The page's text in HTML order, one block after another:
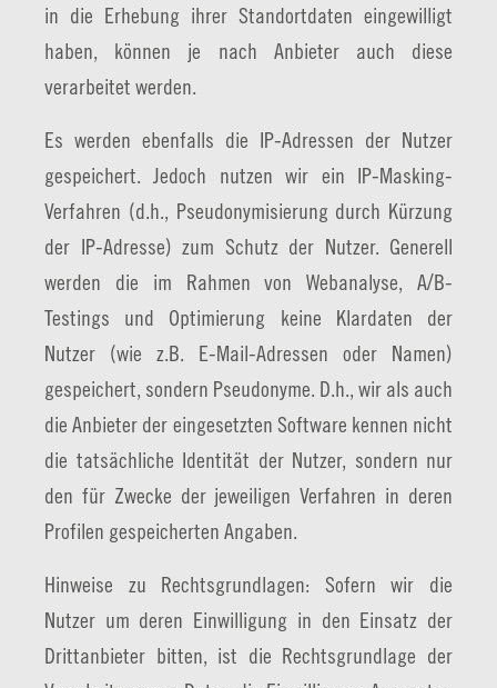
in die Erhebung ihrer Standortdaten eingewilligt
haben, können je nach Anbieter auch diese
verarbeitet werden.
Es werden ebenfalls die IP-Adressen der Nutzer
gespeichert. Jedoch nutzen wir ein IP-Masking-
Verfahren (d.h., Pseudonymisierung durch Kürzung
der IP-Adresse) zum Schutz der Nutzer. Generell
werden die im Rahmen von Webanalyse, A/B-
Testings und Optimierung keine Klardaten der
Nutzer (wie z.B. E-Mail-Adressen oder Namen)
gespeichert, sondern Pseudonyme. D.h., wir als auch
die Anbieter der eingesetzten Software kennen nicht
die tatsächliche Identität der Nutzer, sondern nur
den für Zwecke der jeweiligen Verfahren in deren
Profilen gespeicherten Angaben.
Hinweise zu Rechtsgrundlagen: Sofern wir die
Nutzer um deren Einwilligung in den Einsatz der
Drittanbieter bitten, ist die Rechtsgrundlage der